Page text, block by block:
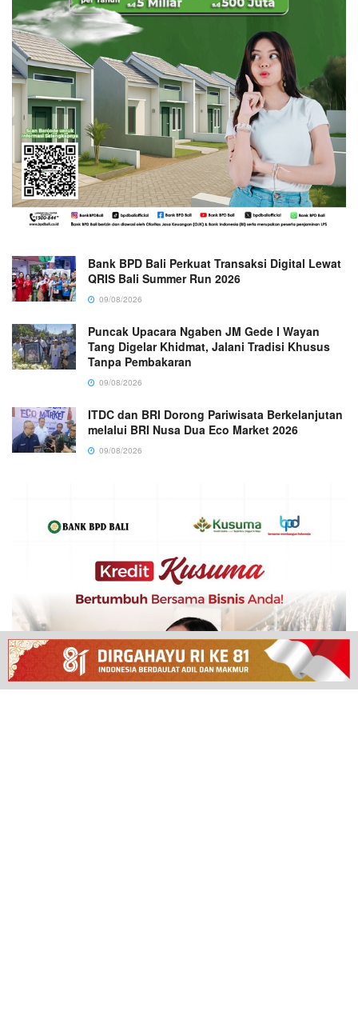
Bank BPD Bali Perkuat Transaksi Digital Lewat
QRIS Bali Summer Run 2026
09/08/2026
Puncak Upacara Ngaben JM Gede I Wayan
Tang Digelar Khidmat, Jalani Tradisi Khusus
Tanpa Pembakaran
09/08/2026
ITDC dan BRI Dorong Pariwisata Berkelanjutan
melalui BRI Nusa Dua Eco Market 2026
09/08/2026